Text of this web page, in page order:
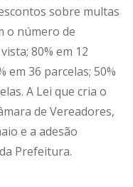
sobre multas
o número de
80% em 12
em 36 parcelas; 50%
A Lei que cria o
de Vereadores,
e a adesão
Prefeitura.